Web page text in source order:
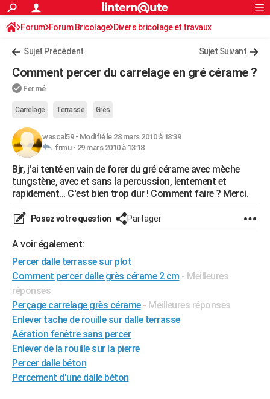
ACTUALITÉS
Politique
Société
Faits Divers
Education
Monde
Villes
+
Programme TV
TNTStreaming
Cinéma
Sorties cinéma
Musique
+FINANCE
Retraite
Impôts
Epargne
Immobilier
Risques naturels par ville
Banque
Assurance
Crédit
AUTO
Essais
Réserver un essai
Citadines
Berlines
SUV
Forum auto
+
HIGH-TECH
Mobiles
Meilleur smartphone
Internet
Ordinateurs
Jeux vidéo
Guide high-tech
Forum
Aménagement intérieur
Extérieur
Cuisine
Salle de bains
Jardinage
Rangement
WEEK-END
LIFESTYLE
Alimentation
Guide de la santé
Maladies
Médicaments
Sommeil
VOYAGE
Destinations
City break
Voyage nature
Voyage de noces
Forum
Climat
+PHOTO
GUIDES D'ACHAT
BONS PLANS
CARTE DE VOEUX
Carte de Noël
Carte Bonne année
Carte Saint-Valentin
Carte Pâques
Carte d'anniversaire
DICTIONNAIRE
Rechercher
S'inscrire
Connexion
Forum Forum Bricolage Divers bricolage et travaux
Sujet Précédent Sujet Suivant
Comment percer du carrelage en gré cérame ?
Fermé
Carrelage Terrasse Grès
wascal59- Modifié le 28 mars 2010 à 18:39
frmu - 29 mars 2010 à 13:18
Bjr, j'ai tenté en vain de forer du gré cérame avec mèche
tungstène, avec et sans la percussion, lentement et
rapidement... C'est bien trop dur ! Comment faire ? Merci.
Posez votre question Partager
A voir également:
Percer dalle terrasse sur plot
Comment percer dalle grès cérame 2 cm - Meilleures
réponses
Perçage carrelage grès cérame - Meilleures réponses
Enlever tache de rouille sur dalle terrasse
Aération fenêtre sans percer
Enlever de la rouille sur la pierre
Percer dalle béton
Percement d'une dalle béton